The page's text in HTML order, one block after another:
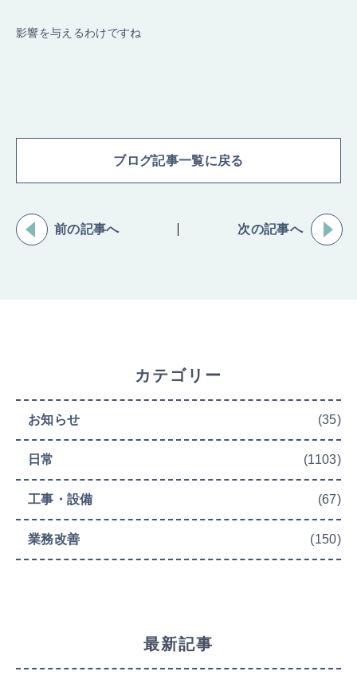
影響を与えるわけですね
ブログ記事一覧に戻る
前の記事へ 次の記事へ
カテゴリー
お知らせ (35)
日常 (1103)
工事・設備 (67)
業務改善 (150)
最新記事